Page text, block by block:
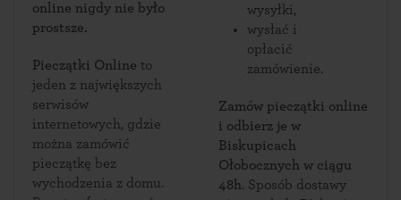
online nigdy nie było
prostsze.
Pieczątki Online to
jeden z największych
serwisów
internetowych, gdzie
można zamówić
pieczątkę bez
wychodzenia z domu.
wysyłki,
wysłać i
opłacić
zamówienie.
Zamów pieczątki online
i odbierz je w
Biskupicach
Ołobocznych w ciągu
48h. Sposób dostawy